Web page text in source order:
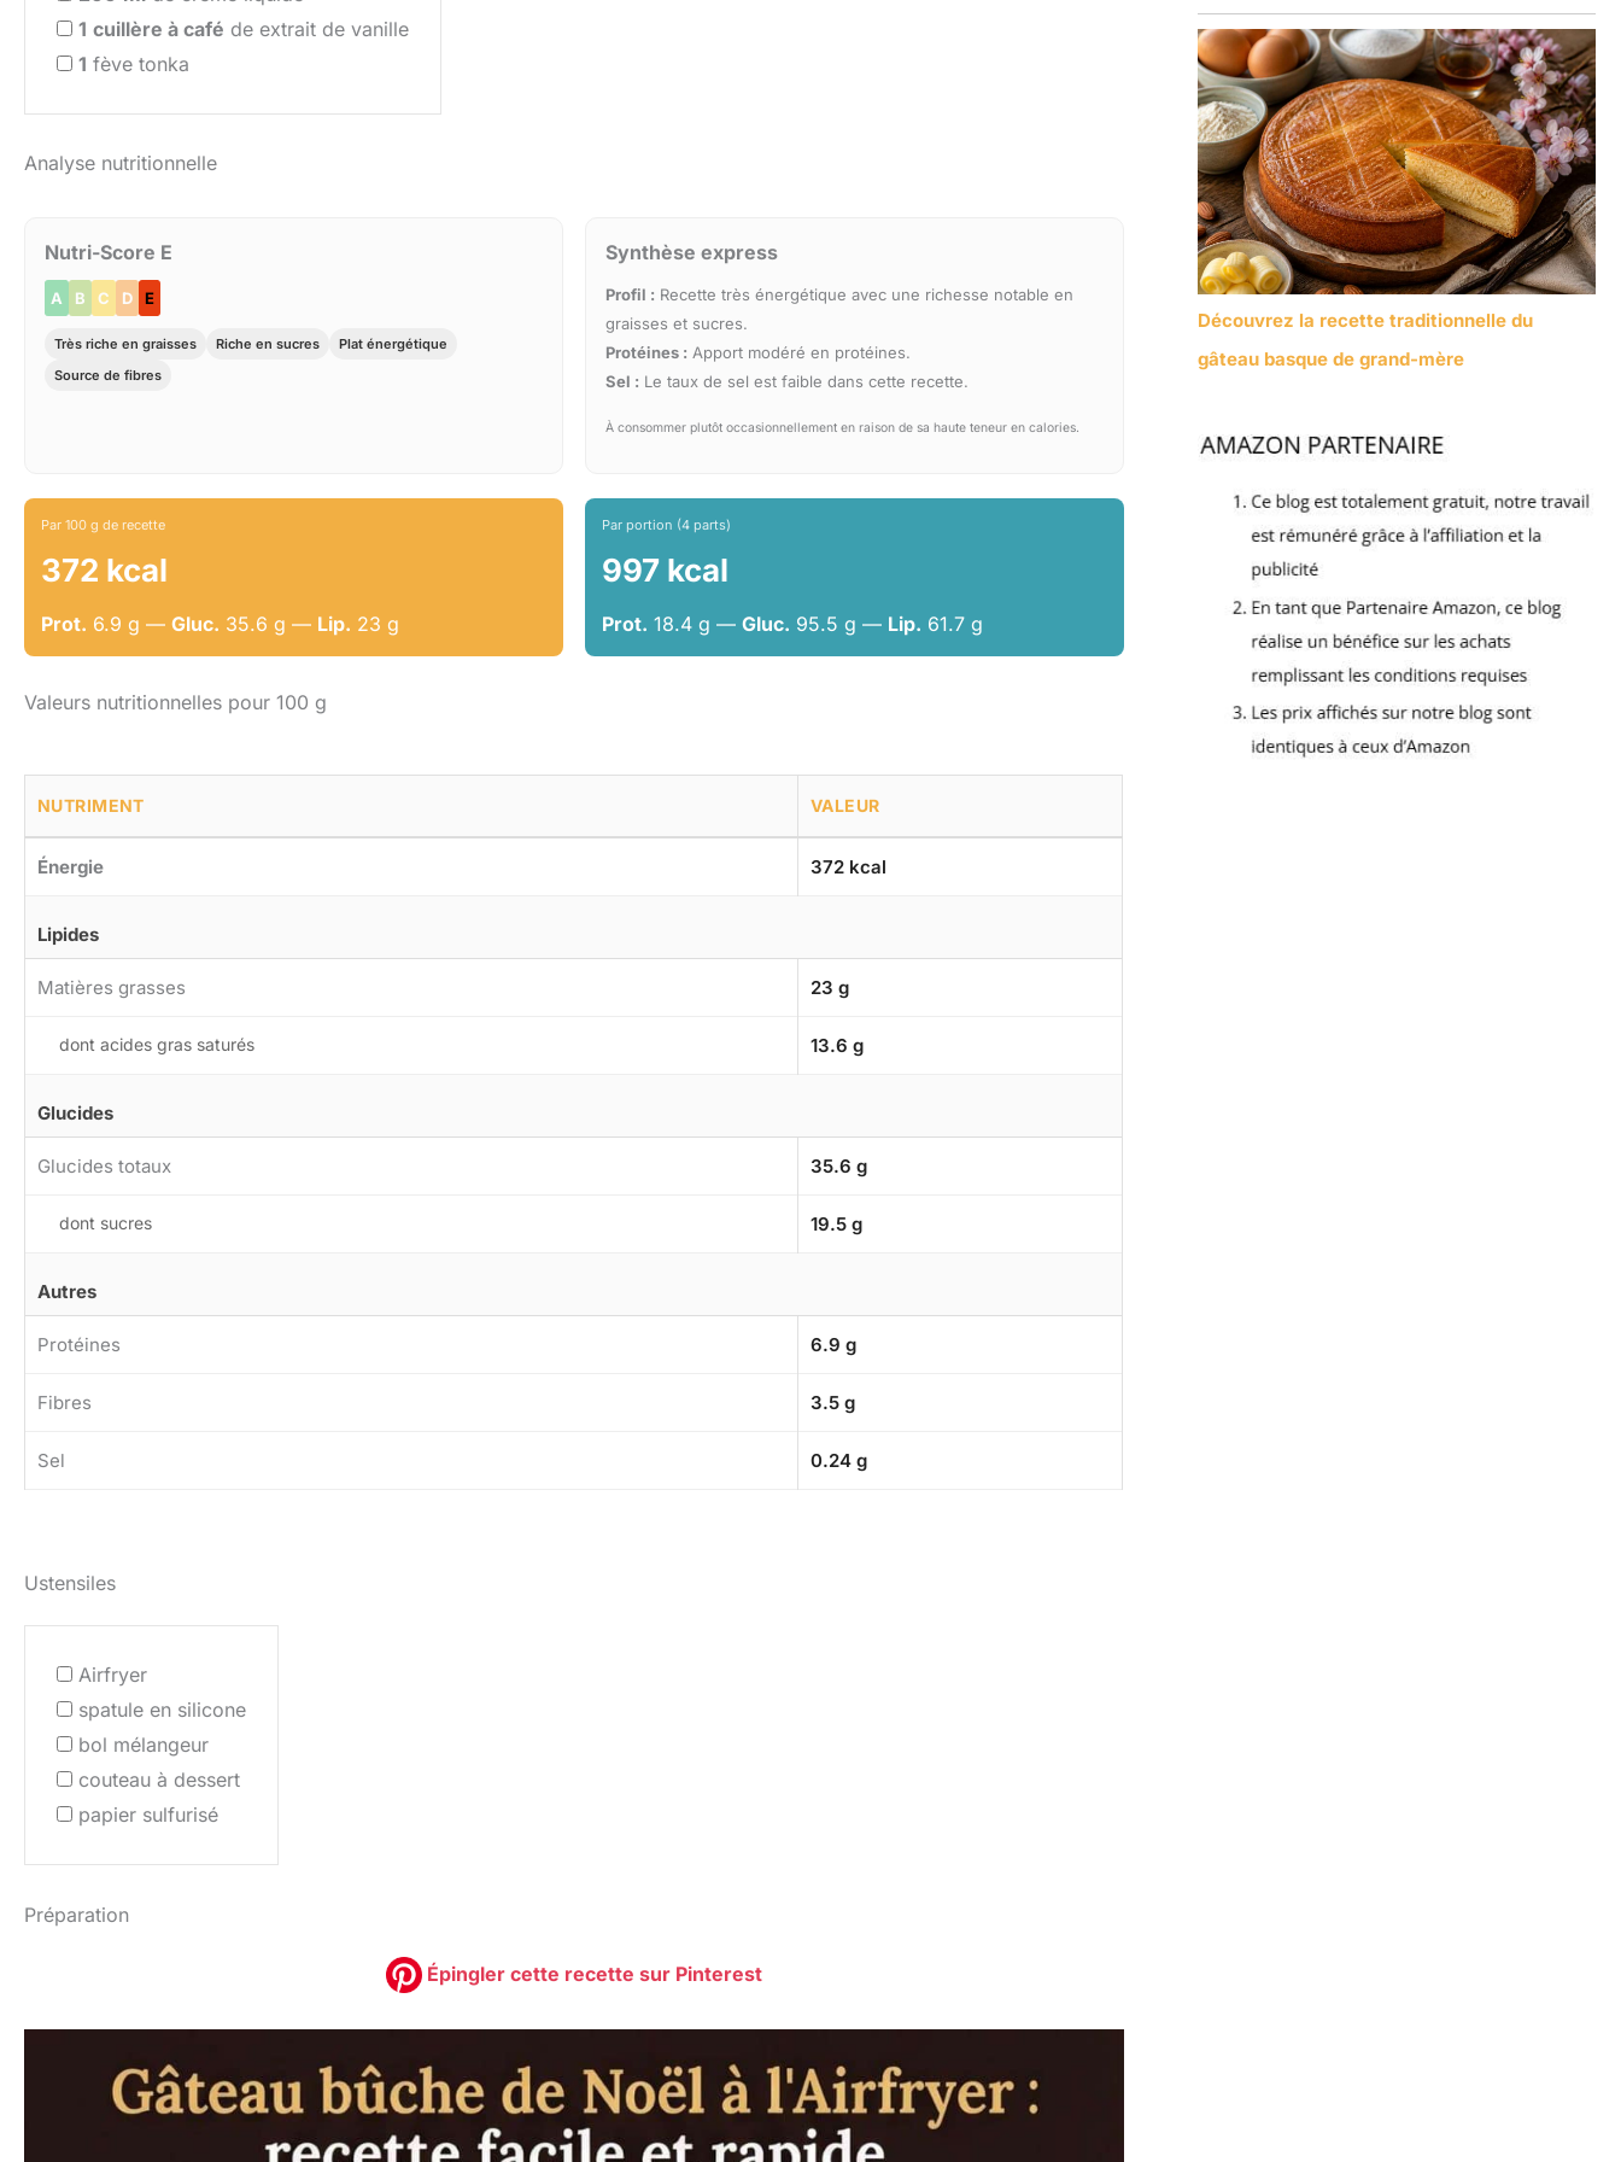
1 cuillère à café de extrait de vanille
1 fève tonka
Analyse nutritionnelle
Nutri-Score E
A B C D E
Très riche en graisses Riche en sucres
Plat énergétique
Source de fibres
Synthèse express
Profil : Recette très énergétique avec une richesse notable en
graisses et sucres.
Protéines : Apport modéré en protéines.
Sel : Le taux de sel est faible dans cette recette.
À consommer plutôt occasionnellement en raison de sa haute teneur en calories.
Par 100 g de recette
372 kcal
Prot. 6.9 g — Gluc. 35.6 g — Lip. 23 g
Par portion (4 parts)
997 kcal
Prot. 18.4 g —Gluc. 95.5 g — Lip. 61.7 g
Valeurs nutritionnelles pour 100 g
NUTRIMENT VALEUR
Énergie 372 kcal
Lipides
Matières grasses 23 g
dont acides gras saturés 13.6 g
Glucides
Glucides totaux 35.6 g
dont sucres 19.5 g
Autres
Protéines 6.9 g
Fibres 3.5 g
Sel 0.24 g
Ustensiles
Airfryer
spatule en silicone
bol mélangeur
couteau à dessert
papier sulfurisé
Préparation
Épingler cette recette sur Pinterest
Découvrez la recette traditionnelle du
gâteau basque de grand-mère